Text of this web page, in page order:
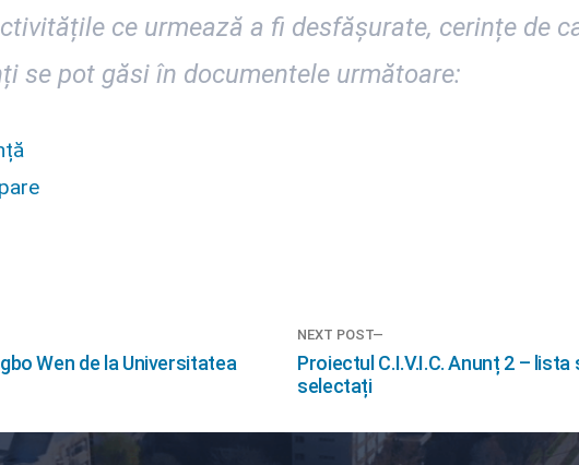
ce urmează a fi desfășurate, cerințe de
se pot găsi în documentele următoare:
Wen de la Universitatea
NEXT POST
Next
post:
Proiectul C.I.V.I.C. Anunț 2 –
selectați